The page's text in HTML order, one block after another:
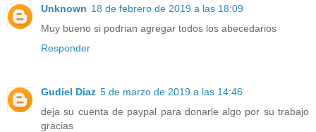
Unknown 18 de febrero de 2019 a las 18:09
Muy bueno si podrian agregar todos los abecedarios
Responder
Gudiel Diaz 5 de marzo de 2019 a las 14:46
deja su cuenta de paypal para donarle algo por su trabajo
gracias